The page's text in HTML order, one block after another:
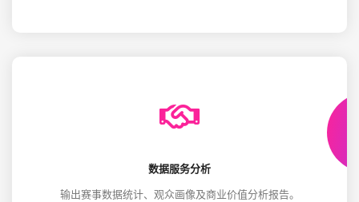
数据服务分析
输出赛事数据统计、观众画像及商业价值分析报告。